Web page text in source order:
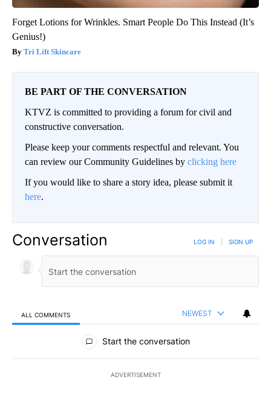
Forget Lotions for Wrinkles. Smart People Do This Instead (It’s
Genius!)
Tri Lift Skincare
BE PART OF THE CONVERSATION
KTVZ is committed to providing a forum for civil and
constructive conversation.
Please keep your comments respectful and relevant. You
can review our Community Guidelines by clicking here
If you would like to share a story idea, please submit it
here.
Conversation LOG IN SIGN UP
ALL COMMENTS NEWEST
All Comments
Start the conversation
ADVERTISEMENT